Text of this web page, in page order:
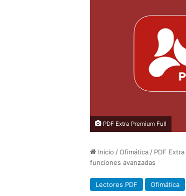
PDF Extra Premium Full
Inicio / Ofimática / PDF
funciones avanzadas
Lectores PDF Ofimática